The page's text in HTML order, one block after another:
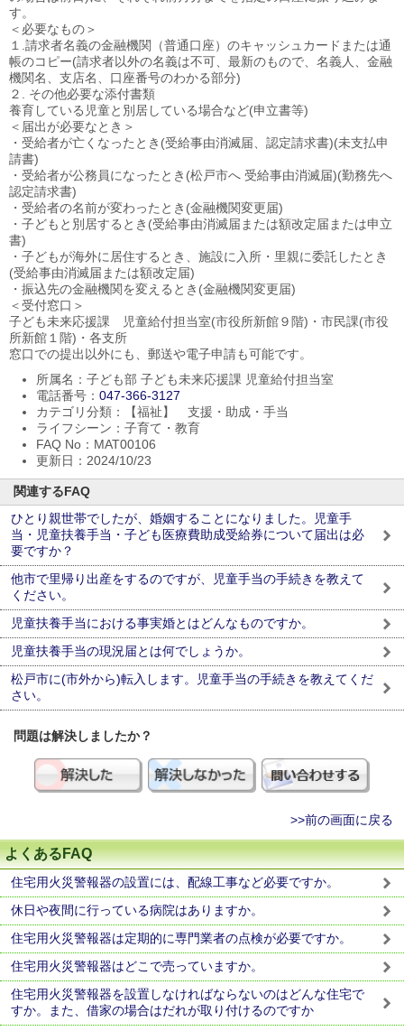
す。
＜必要なもの＞
１.請求者名義の金融機関（普通口座）のキャッシュカードまたは通
帳のコピー(請求者以外の名義は不可、最新のもので、名義人、金融
機関名、支店名、口座番号のわかる部分)
２. その他必要な添付書類
養育している児童と別居している場合など(申立書等)
＜届出が必要なとき＞
・受給者が亡くなったとき(受給事由消滅届、認定請求書)(未支払申
請書)
・受給者が公務員になったとき(松戸市へ 受給事由消滅届)(勤務先へ
認定請求書)
・受給者の名前が変わったとき(金融機関変更届)
・子どもと別居するとき(受給事由消滅届または額改定届または申立
書)
・子どもが海外に居住するとき、施設に入所・里親に委託したとき
(受給事由消滅届または額改定届)
・振込先の金融機関を変えるとき(金融機関変更届)
＜受付窓口＞
子ども未来応援課 児童給付担当室(市役所新館９階)・市民課(市役
所新館１階)・各支所
窓口での提出以外にも、郵送や電子申請も可能です。
所属名：子ども部 子ども未来応援課 児童給付担当室
電話番号： 047-366-3127
カテゴリ分類：【福祉】 支援・助成・手当
ライフシーン：子育て・教育
FAQ No：MAT00106
更新日：2024/10/23
関連するFAQ
ひとり親世帯でしたが、婚姻することになりました。児童手
当・児童扶養手当・子ども医療費助成受給券について届出は必
要ですか？
他市で里帰り出産をするのですが、児童手当の手続きを教えて
ください。
児童扶養手当における事実婚とはどんなものですか。
児童扶養手当の現況届とは何でしょうか。
松戸市に(市外から)転入します。児童手当の手続きを教えてくだ
さい。
問題は解決しましたか？
>>前の画面に戻る
よくあるFAQ
住宅用火災警報器の設置には、配線工事など必要ですか。
休日や夜間に行っている病院はありますか。
住宅用火災警報器は定期的に専門業者の点検が必要ですか。
住宅用火災警報器はどこで売っていますか。
住宅用火災警報器を設置しなければならないのはどんな住宅で
すか。また、借家の場合はだれが取り付けるのですか